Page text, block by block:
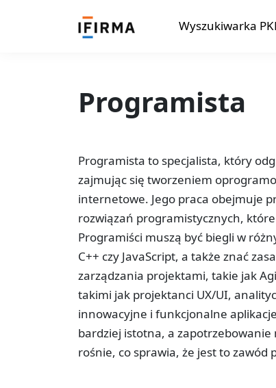
Wyszukiwarka
Programista
Programista to specjalista, który
zajmując się tworzeniem
internetowe. Jego praca obejmuje
rozwiązań programistycznych,
Programiści muszą być biegli w
C++ czy JavaScript, a także znać
zarządzania projektami, takie jak
takimi jak projektanci UX/UI,
innowacyjne i funkcjonalne
bardziej istotna, a
rośnie, co sprawia, że jest to zawód